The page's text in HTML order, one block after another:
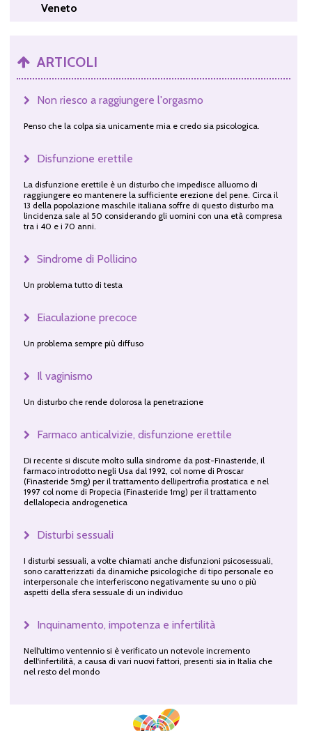
Veneto
ARTICOLI
Non riesco a raggiungere l'orgasmo
Penso che la colpa sia unicamente mia e credo sia psicologica.
Disfunzione erettile
La disfunzione erettile è un disturbo che impedisce alluomo di
raggiungere eo mantenere la sufficiente erezione del pene. Circa il
13 della popolazione maschile italiana soffre di questo disturbo ma
lincidenza sale al 50 considerando gli uomini con una età compresa
tra i 40 e i 70 anni.
Sindrome di Pollicino
Un problema tutto di testa
Eiaculazione precoce
Un problema sempre più diffuso
Il vaginismo
Un disturbo che rende dolorosa la penetrazione
Farmaco anticalvizie, disfunzione erettile
Di recente si discute molto sulla sindrome da post-Finasteride, il
farmaco introdotto negli Usa dal 1992, col nome di Proscar
(Finasteride 5mg) per il trattamento dellipertrofia prostatica e nel
1997 col nome di Propecia (Finasteride 1mg) per il trattamento
dellalopecia androgenetica
Disturbi sessuali
I disturbi sessuali, a volte chiamati anche disfunzioni psicosessuali,
sono caratterizzati da dinamiche psicologiche di tipo personale eo
interpersonale che interferiscono negativamente su uno o più
aspetti della sfera sessuale di un individuo
Inquinamento, impotenza e infertilità
Nell'ultimo ventennio si è verificato un notevole incremento
dell'infertilità, a causa di vari nuovi fattori, presenti sia in Italia che
nel resto del mondo